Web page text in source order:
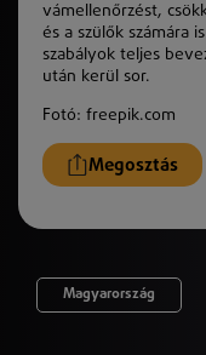
vámellenőrzést,
és a szülők számára
szabályok teljes
után kerül sor.
Fotó: freepik.com
Megosztás
Magyarország